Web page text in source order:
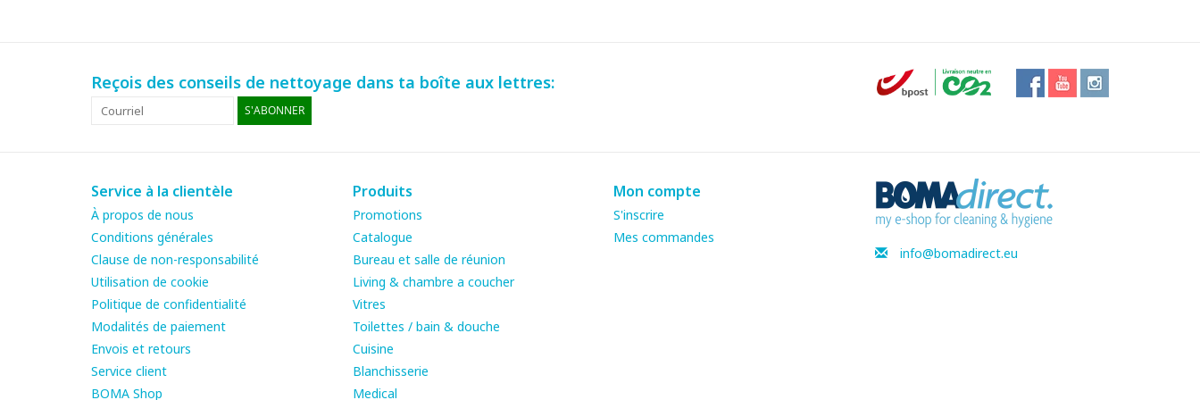
Reçois des conseils de nettoyage dans ta boîte aux lettres:
S'ABONNER
Service à la clientèle
À propos de nous
Conditions générales
Clause de non-responsabilité
Utilisation de cookie
Politique de confidentialité
Modalités de paiement
Envois et retours
Service client
BOMA Shop
Produits
Promotions
Catalogue
Bureau et salle de réunion
Living & chambre a coucher
Vitres
Toilettes / bain & douche
Cuisine
Blanchisserie
Medical
Mon compte
S'inscrire
Mes commandes
info@bomadirect.eu